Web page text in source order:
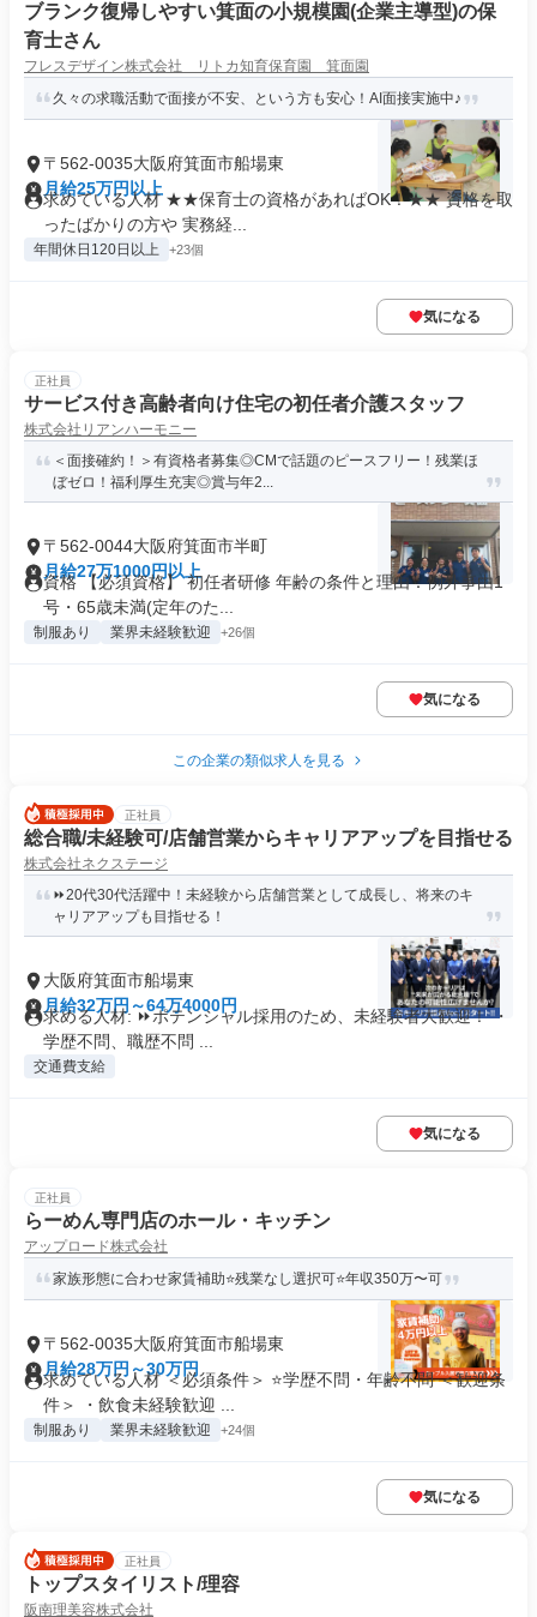
ブランク復帰しやすい箕面の小規模園(企業主導型)の保
育士さん
フレスデザイン株式会社 リトカ知育保育園 箕面園
久々の求職活動で面接が不安、という方も安心！AI面接実施中♪
〒562-0035大阪府箕面市船場東
月給25万円以上
求めている人材 ★★保育士の資格があればOK！★★ 資格を取
ったばかりの方や 実務経...
年間休日120日以上 +23個
気になる
正社員
サービス付き高齢者向け住宅の初任者介護スタッフ
株式会社リアンハーモニー
＜面接確約！＞有資格者募集◎CMで話題のピースフリー！残業ほ
ぼゼロ！福利厚生充実◎賞与年2...
〒562-0044大阪府箕面市半町
月給27万1000円以上
資格 【必須資格】 初任者研修 年齢の条件と理由：例外事由1
号・65歳未満(定年のた...
制服あり 業界未経験歓迎 +26個
気になる
この企業の類似求人を見る
正社員
総合職/未経験可/店舗営業からキャリアアップを目指せる
株式会社ネクステージ
⏩️20代30代活躍中！未経験から店舗営業として成長し、将来のキ
ャリアアップも目指せる！
大阪府箕面市船場東
月給32万円～64万4000円
求める人材: ⏩️ポテンシャル採用のため、未経験者大歓迎！ ・
学歴不問、職歴不問 ...
交通費支給
気になる
正社員
らーめん専門店のホール・キッチン
アップロード株式会社
家族形態に合わせ家賃補助⭐残業なし選択可⭐年収350万〜可
〒562-0035大阪府箕面市船場東
月給28万円～30万円
求めている人材 ＜必須条件＞ ⭐学歴不問・年齢不問 ＜歓迎条
件＞ ・飲食未経験歓迎 ...
制服あり 業界未経験歓迎 +24個
気になる
正社員
トップスタイリスト/理容
阪南理美容株式会社